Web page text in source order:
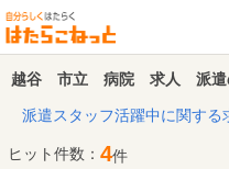
越谷 市立 病院 求人 派遣
派遣スタッフ活躍中に関する
ヒット件数： 4件